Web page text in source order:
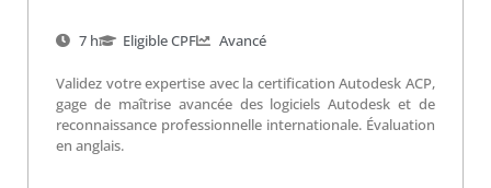
7 h Eligible CPF Avancé
Validez votre expertise avec la certification Autodesk ACP,
gage de maîtrise avancée des logiciels Autodesk et de
reconnaissance professionnelle internationale. Évaluation
en anglais.